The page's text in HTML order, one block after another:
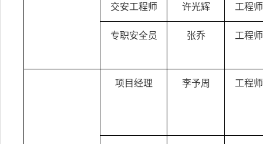
交安工程师 许光辉 工程师
专职安全员 张乔 工程师
项目经理 李予周 工程师